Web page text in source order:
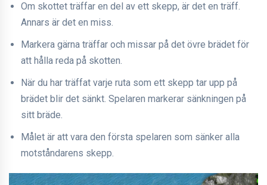
Om skottet träffar en del av ett skepp, är det en träff.
Annars är det en miss.
Markera gärna träffar och missar på det övre brädet för
att hålla reda på skotten.
När du har träffat varje ruta som ett skepp tar upp på
brädet blir det sänkt. Spelaren markerar sänkningen på
sitt bräde.
Målet är att vara den första spelaren som sänker alla
motståndarens skepp.